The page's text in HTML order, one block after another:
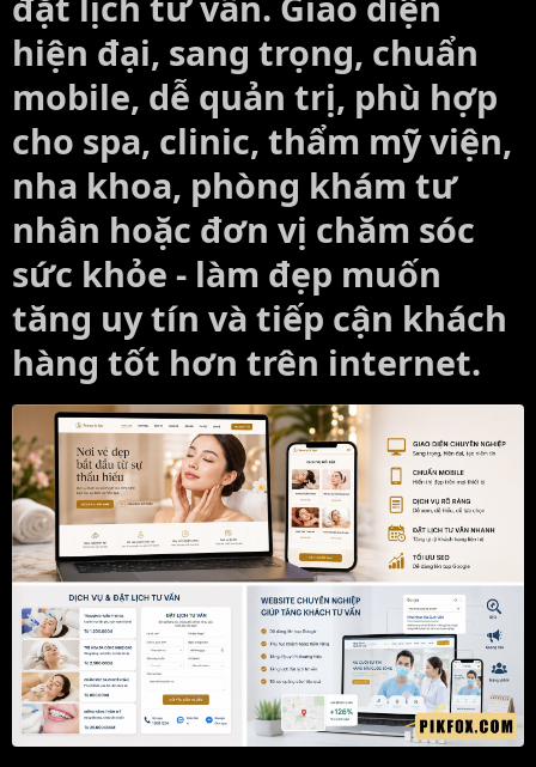
hiện đại, sang trọng, chuẩn
mobile, dễ quản trị, phù hợp
cho spa, clinic, thẩm mỹ viện,
nha khoa, phòng khám tư
nhân hoặc đơn vị chăm sóc
sức khỏe - làm đẹp muốn
tăng uy tín và tiếp cận khách
hàng tốt hơn trên internet.